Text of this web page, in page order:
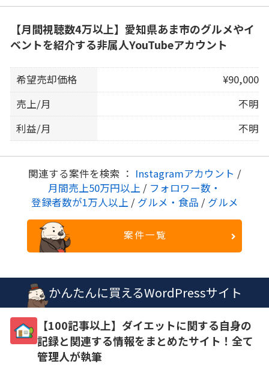
【月間視聴数4万以上】愛知県あま市のグルメやイ
ベントを紹介する非属人YouTubeアカウント
希望売却価格
¥90,000
売上/月
不明
利益/月
不明
関連する案件を検索 ： Instagramアカウント /
月間売上50万円以上 / フォロワー数・
登録者数が1万人以上 / グルメ・食品 / グルメ
案件一覧
かんたんに買えるWordPressサイト
【100記事以上】ダイエットに関する自身の
記録と関連する情報をまとめたサイト！全て
管理人が執筆